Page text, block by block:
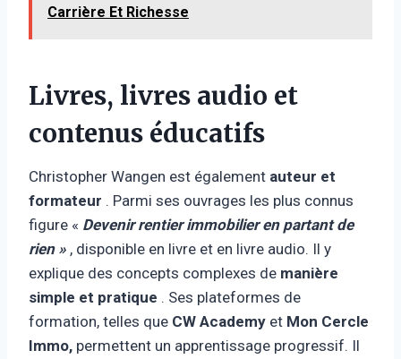
Carrière Et Richesse
Livres, livres audio et
contenus éducatifs
Christopher Wangen est également auteur et
formateur . Parmi ses ouvrages les plus connus
figure « Devenir rentier immobilier en partant de
rien » , disponible en livre et en livre audio. Il y
explique des concepts complexes de manière
simple et pratique . Ses plateformes de
formation, telles que CW Academy et Mon Cercle
Immo, permettent un apprentissage progressif. Il